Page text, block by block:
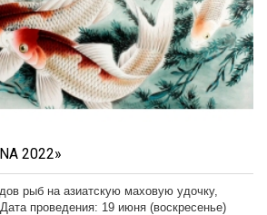
2022»
рыб на азиатскую маховую удочку,
проведения: 19 июня (воскресенье)